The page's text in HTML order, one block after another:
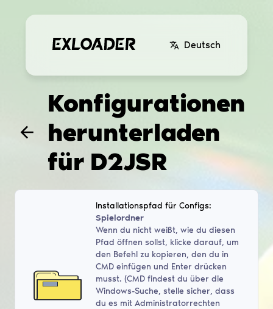
Deutsch
Konfigurationen
herunterladen
für D2JSR
Installationspfad für Configs:
Spielordner
Wenn du nicht weißt, wie du diesen
Pfad öffnen sollst, klicke darauf, um
den Befehl zu kopieren, den du in
CMD einfügen und Enter drücken
musst. (CMD findest du über die
Windows-Suche, stelle sicher, dass
du es mit Administratorrechten